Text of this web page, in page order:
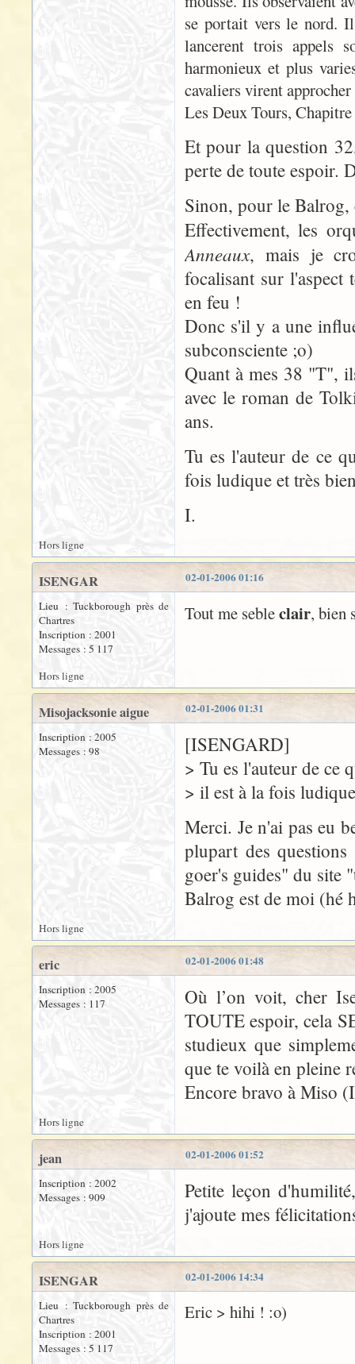
se portait vers le nord.
lancerent trois appels
harmonieux et plus
cavaliers virent
Les Deux Tours,
Et pour la question
perte de toute espoir.
Sinon, pour le Balrog,
Effectivement, les
Anneaux, mais je
focalisant sur l'aspect
en feu !
Donc s'il y a une
subconsciente ;o)
Quant à mes 38 "T",
avec le roman de
ans.
Tu es l'auteur de ce
fois ludique et très
I.
Hors ligne
02-01-2006 01:16
ISENGAR
Lieu : Tuckborough près de
Chartres
Inscription : 2001
Messages : 5 117
Tout me sebleclair, bien
Hors ligne
02-01-2006 01:31
Misojacksonie aigue
Inscription : 2005
Messages : 98
[ISENGARD]
> Tu es l'auteur de ce
> il est à la fois
Merci. Je n'ai pas eu
plupart des
goer's guides" du site
Balrog est de moi (hé
Hors ligne
02-01-2006 01:48
eric
Inscription : 2005
Messages : 117
Où l’on voit, cher
TOUTE espoir, cela
studieux que
que te voilà en pleine
Encore bravo à Miso
Hors ligne
02-01-2006 01:52
jean
Inscription : 2002
Messages : 909
Petite leçon
j'ajoute mes
Hors ligne
02-01-2006 14:34
ISENGAR
Lieu : Tuckborough près de
Chartres
Inscription : 2001
Messages : 5 117
Eric > hihi ! :o)